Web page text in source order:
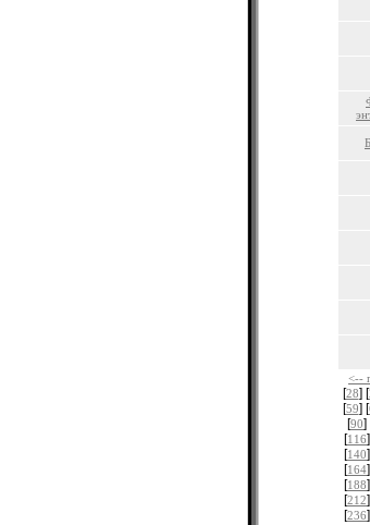
<--
[28] [
[59] [
[90]
[116
[140
[164
[188
[212
[236